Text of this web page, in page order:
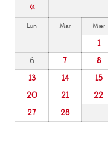
«
Lun Mar Mier
1
6
7 8
13
14 15
20
21 22
27
28